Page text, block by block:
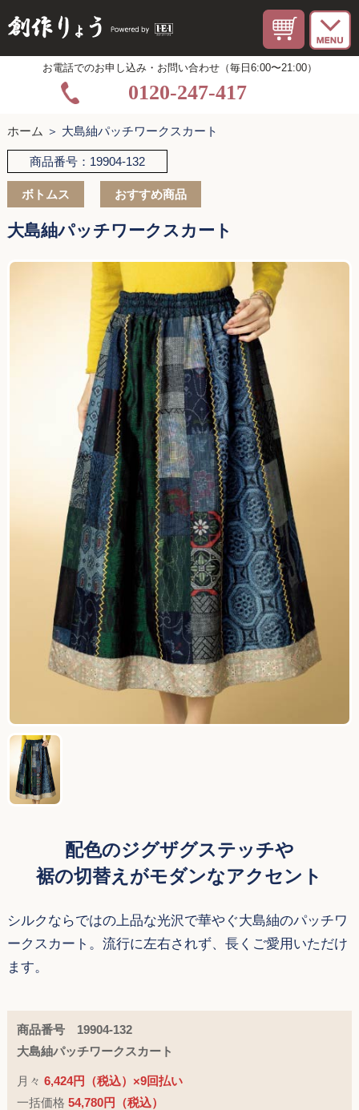
お電話でのお申し込み・お問い合わせ（毎日6:00〜21:00）
0120-247-417
ホーム ＞ 大島紬パッチワークスカート
商品番号：19904-132
ボトムス おすすめ商品
大島紬パッチワークスカート
配色のジグザグステッチや
裾の切替えがモダンなアクセント
シルクならではの上品な光沢で華やぐ大島紬のパッチワ
ークスカート。流行に左右されず、長くご愛用いただけ
ます。
商品番号 19904-132
大島紬パッチワークスカート
月々 6,424円（税込）×9回払い
一括価格 54,780円（税込）